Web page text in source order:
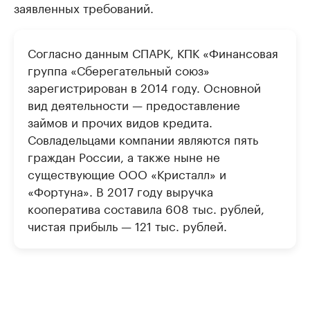
заявленных требований.
Согласно данным СПАРК, КПК «Финансовая
группа «Сберегательный союз»
зарегистрирован в 2014 году. Основной
вид деятельности — предоставление
займов и прочих видов кредита.
Совладельцами компании являются пять
граждан России, а также ныне не
существующие ООО «Кристалл» и
«Фортуна». В 2017 году выручка
кооператива составила 608 тыс. рублей,
чистая прибыль — 121 тыс. рублей.